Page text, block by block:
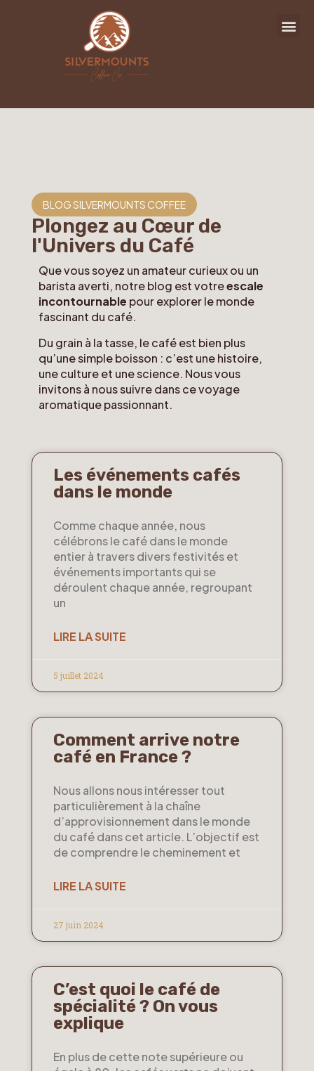
BLOG SILVERMOUNTS COFFEE
Plongez au Cœur de
l'Univers du Café
Que vous soyez un amateur curieux ou un
barista averti, notre blog est votreescale
incontournable pour explorer le monde
fascinant du café.
Du grain à la tasse, le café est bien plus
qu’une simple boisson : c’est une histoire,
une culture et une science. Nous vous
invitons à nous suivre dans ce voyage
aromatique passionnant.
Les événements cafés
dans le monde
Comme chaque année, nous
célébrons le café dans le monde
entier à travers divers festivités et
événements importants qui se
déroulent chaque année, regroupant
un
LIRE LA SUITE
5 juillet 2024
Comment arrive notre
café en France ?
Nous allons nous intéresser tout
particulièrement à la chaîne
d’approvisionnement dans le monde
du café dans cet article. L’objectif est
de comprendre le cheminement et
LIRE LA SUITE
27 juin 2024
C’est quoi le café de
spécialité ? On vous
explique
En plus de cette note supérieure ou